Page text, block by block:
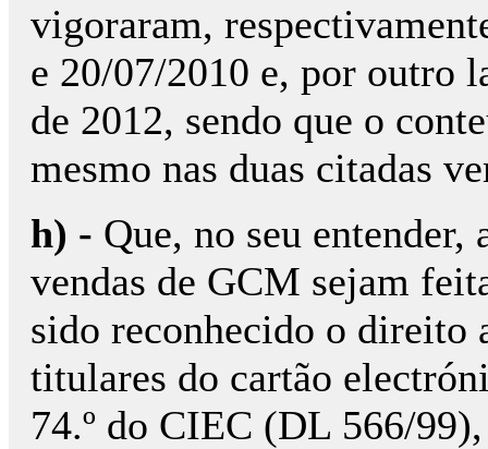
vigoraram,
e 20/07/2010 e, por outro
de 2012, sendo que o
mesmo nas duas citadas
h) - Que, no seu entender,
vendas de GCM sejam
sido reconhecido o direito
titulares do cartão
74.º do CIEC (DL 566/